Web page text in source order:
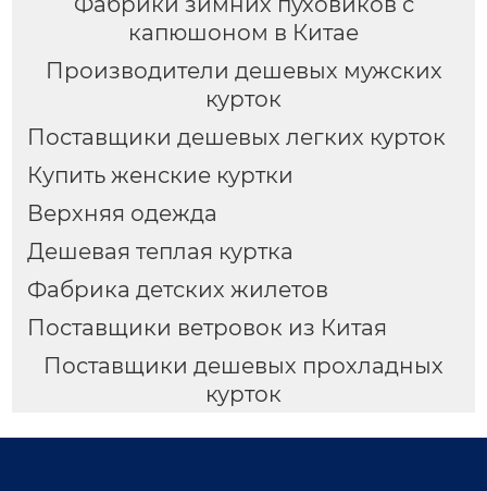
капюшоном в Китае
Производители дешевых мужских
курток
Поставщики дешевых легких курток
Купить женские куртки
Верхняя одежда
Дешевая теплая куртка
Фабрика детских жилетов
Поставщики ветровок из Китая
Поставщики дешевых прохладных
курток